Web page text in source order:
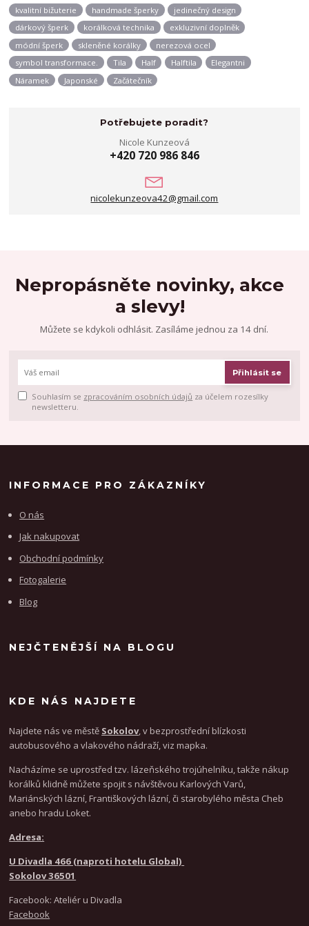
kvalitní bižuterie
handmade šperky
jedinečný design
dárkový šperk
korálková technika
exkluzivní doplněk
módní šperk
skleněné korálky
nerezová ocel
symbol transformace.
Tila Half Halftila
Elegantni
Náramek
Japonské Začátečník
Potřebujete poradit?
Nicole Kunzeová
+420 720 986 846
nicolekunzeova42@gmail.com
Nepropásněte novinky, akce
a slevy!
Můžete se kdykoli odhlásit. Zasíláme jednou za 14 dní.
Přihlásit se
Souhlasím se zpracováním osobních údajů za účelem rozesílky
newsletteru.
INFORMACE PRO ZÁKAZNÍKY
O nás
Jak nakupovat
Obchodní podmínky
Fotogalerie
Blog
NEJČTENĚJŠÍ NA BLOGU
KDE NÁS NAJDETE
Najdete nás ve městě Sokolov, v bezprostřední blízkosti
autobusového a vlakového nádraží, viz mapka.
Nacházíme se uprostřed tzv. lázeňského trojúhelníku, takže nákup
korálků klidně můžete spojit s návštěvou Karlových Varů,
Mariánských lázní, Františkových lázní, či starobylého města Cheb
anebo hradu Loket.
Adresa:
U Divadla 466 (naproti hotelu Global)
Sokolov 36501
Facebook: Ateliér u Divadla
Facebook